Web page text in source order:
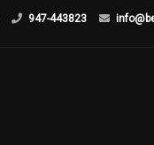
947-443823